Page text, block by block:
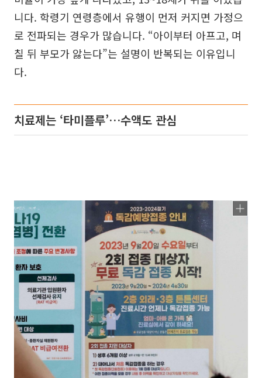
니다. 학령기 연령층에서 유행이 먼저 커지면 가정으
로 전파되는 경우가 많습니다. “아이부터 아프고, 며
칠 뒤 부모가 앓는다”는 설명이 반복되는 이유입니
다.
치료제는 ‘타미플루’…수액도 관심